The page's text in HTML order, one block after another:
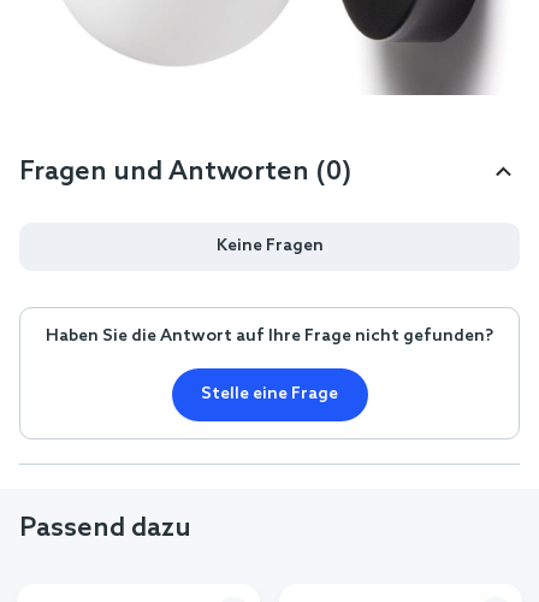
Fragen und Antworten (0)
Keine Fragen
Haben Sie die Antwort auf Ihre Frage nicht gefunden?
Stelle eine Frage
Passend dazu